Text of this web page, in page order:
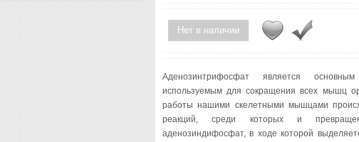
Нет в наличии
Аденозинтрифосфат является основным
используемым для сокращения всех мышц
работы нашими скелетными мышцами
реакций, среди которых и
аденозиндифосфат, в ходе которой